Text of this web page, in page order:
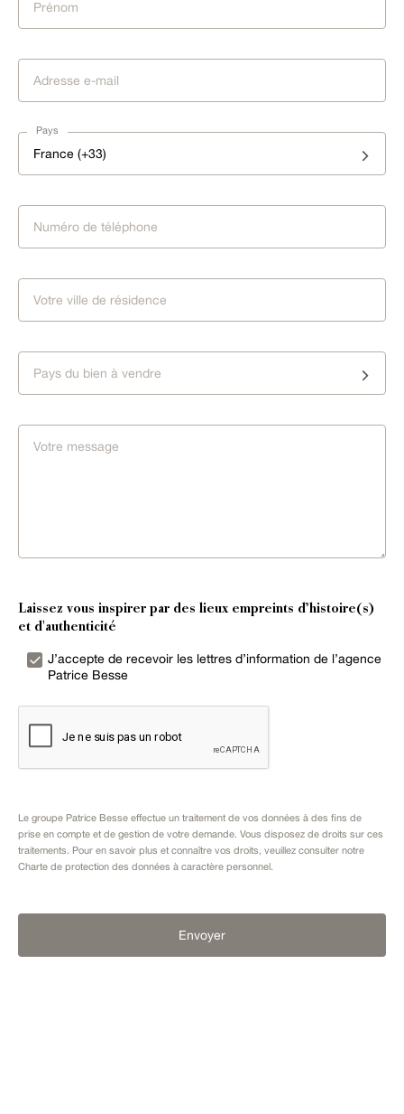
Pays
France (+33)
Pays du bien à vendre
Laissez vous inspirer par des lieux empreints d’histoire(s)
et d'authenticité
J’accepte de recevoir les lettres d’information de l’agence
Patrice Besse
Le groupe Patrice Besse effectue un traitement de vos données à des fins de
prise en compte et de gestion de votre demande. Vous disposez de droits sur ces
traitements. Pour en savoir plus et connaître vos droits, veuillez consulter notre
Charte de protection des données à caractère personnel .
Envoyer